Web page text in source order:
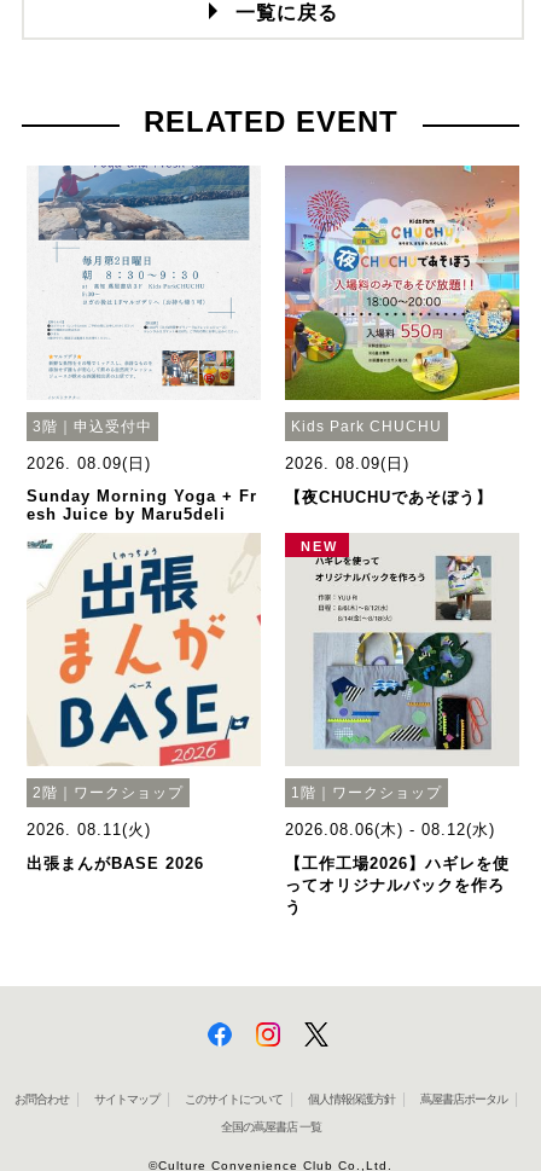
一覧に戻る
RELATED EVENT
3階｜申込受付中
2026. 08.09(日)
Sunday Morning Yoga + Fr
esh Juice by Maru5deli
Kids Park CHUCHU
2026. 08.09(日)
【夜CHUCHUであそぼう】
2階｜ワークショップ
2026. 08.11(火)
出張まんがBASE 2026
NEW
1階｜ワークショップ
2026.08.06(木) - 08.12(水)
【工作工場2026】ハギレを使
ってオリジナルバックを作ろ
う
お問合わせ サイトマップ このサイトについて 個人情報保護方針 蔦屋書店ポータル
全国の蔦屋書店 一覧
©Culture Convenience Club Co.,Ltd.